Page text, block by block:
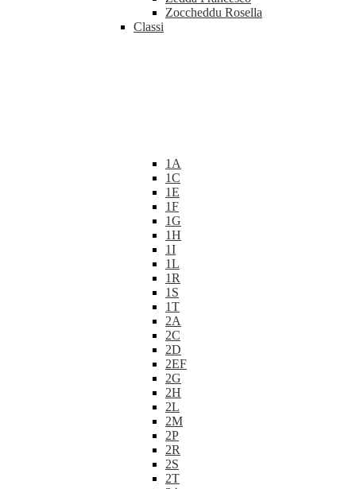
Zoccheddu Rosella
Classi
1A
1C
1E
1F
1G
1H
1I
1L
1R
1S
1T
2A
2C
2D
2EF
2G
2H
2L
2M
2P
2R
2S
2T